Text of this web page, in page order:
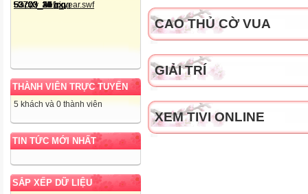
THÀNH VIÊN TRỰC TUYẾN
5 khách và 0 thành viên
TIN TỨC MỚI NHẤT
SẮP XẾP DỮ LIỆU
Ngoài ra có thể chia axit
CAO THỦ CỜ VUA
GIẢI TRÍ
XEM TIVI ONLINE